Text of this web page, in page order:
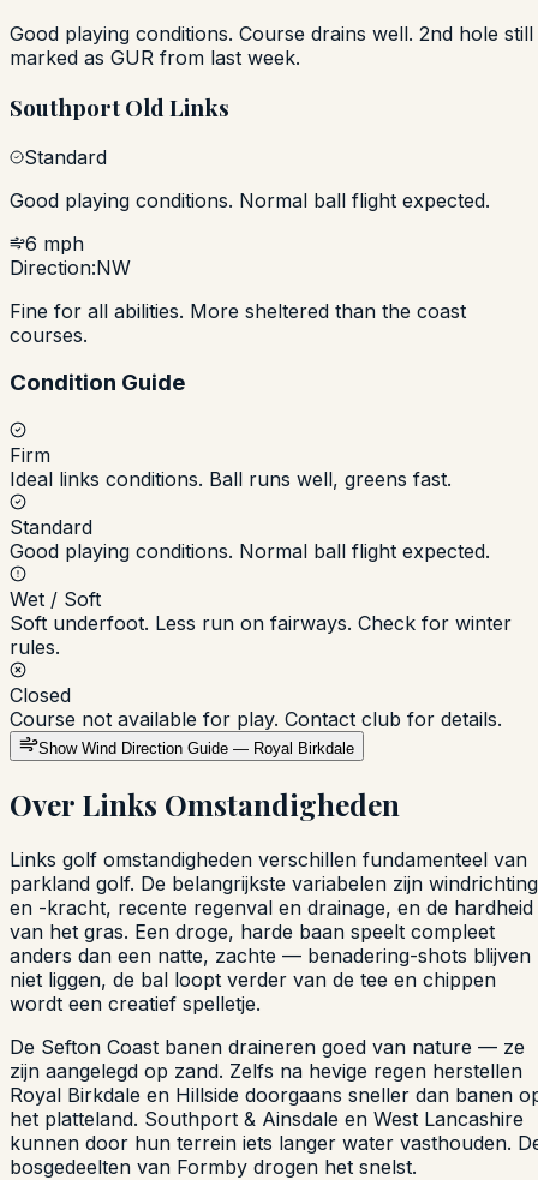
Good playing conditions. Course drains well. 2nd hole still
marked as GUR from last week.
Southport Old Links
Standard
Good playing conditions. Normal ball flight expected.
6 mph
Direction:NW
Fine for all abilities. More sheltered than the coast
courses.
Condition Guide
Firm
Ideal links conditions. Ball runs well, greens fast.
Standard
Good playing conditions. Normal ball flight expected.
Wet / Soft
Soft underfoot. Less run on fairways. Check for winter
rules.
Closed
Course not available for play. Contact club for details.
ShowWind Direction Guide — Royal Birkdale
Over Links Omstandigheden
Links golf omstandigheden verschillen fundamenteel van
parkland golf. De belangrijkste variabelen zijn windrichting
en -kracht, recente regenval en drainage, en de hardheid
van het gras. Een droge, harde baan speelt compleet
anders dan een natte, zachte — benadering-shots blijven
niet liggen, de bal loopt verder van de tee en chippen
wordt een creatief spelletje.
De Sefton Coast banen draineren goed van nature — ze
zijn aangelegd op zand. Zelfs na hevige regen herstellen
Royal Birkdale en Hillside doorgaans sneller dan banen
het platteland. Southport & Ainsdale en West Lancashire
kunnen door hun terrein iets langer water vasthouden.
bosgedeelten van Formby drogen het snelst.